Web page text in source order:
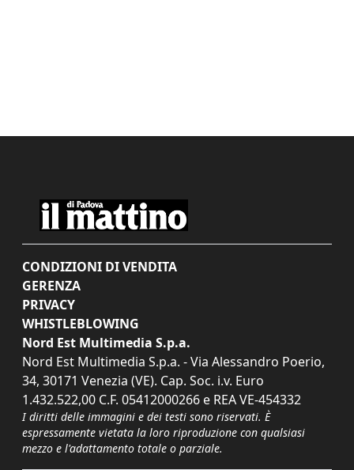
CONDIZIONI DI VENDITA
GERENZA
PRIVACY
WHISTLEBLOWING
Nord Est Multimedia S.p.a.
Nord Est Multimedia S.p.a. - Via Alessandro Poerio,
34, 30171 Venezia (VE). Cap. Soc. i.v. Euro
1.432.522,00 C.F. 05412000266 e REA VE-454332
I diritti delle immagini e dei testi sono riservati. È
espressamente vietata la loro riproduzione con qualsiasi
mezzo e l'adattamento totale o parziale.